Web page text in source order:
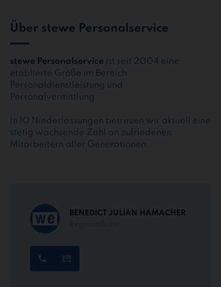
Über stewe Personalservice
stewe Personalservice ist seit 2004 eine
etablierte Größe im Bereich
Personaldienstleistung und
Personalvermittlung.
In 10 Niederlassungen betreuen wir aktuell eine
stetig wachsende Zahl an zufriedenen
Mitarbeitern aller Generationen.
BENEDICT JULIAN HAMACHER